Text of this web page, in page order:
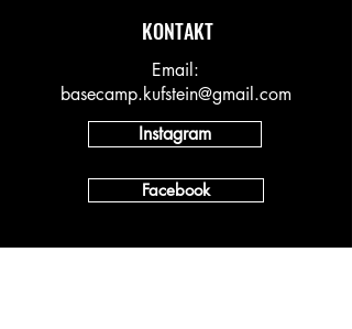
KONTAKT
Email:
basecamp.kufstein@gmail.com
Instagram
Facebook